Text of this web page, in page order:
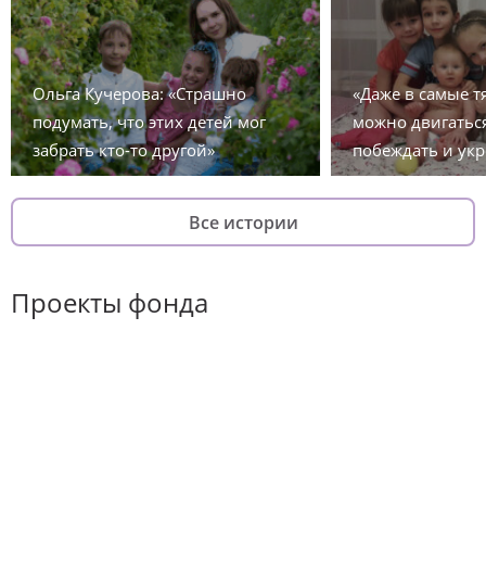
Ольга Кучерова: «Страшно
подумать, что этих детей мог
забрать кто-то другой»
«Даже в самые
можно
побеждать и
Все истории
Проекты фонда